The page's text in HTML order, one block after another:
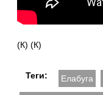
(К) (К)
Теги: Елабуга